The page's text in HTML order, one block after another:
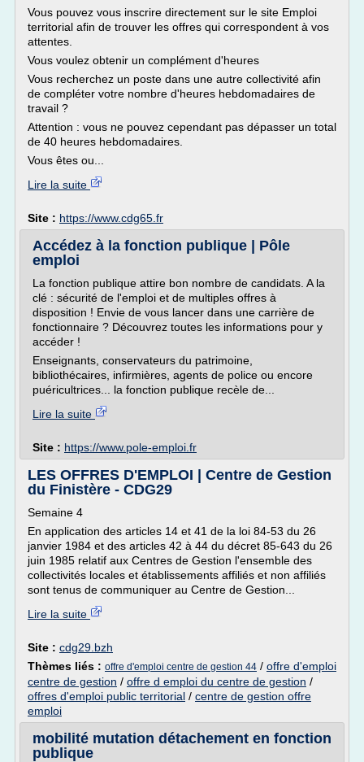
Vous pouvez vous inscrire directement sur le site Emploi
territorial afin de trouver les offres qui correspondent à vos
attentes.
Vous voulez obtenir un complément d'heures
Vous recherchez un poste dans une autre collectivité afin
de compléter votre nombre d'heures hebdomadaires de
travail ?
Attention : vous ne pouvez cependant pas dépasser un total
de 40 heures hebdomadaires.
Vous êtes ou...
Lire la suite
Site : https://www.cdg65.fr
Accédez à la fonction publique | Pôle
emploi
La fonction publique attire bon nombre de candidats. A la
clé : sécurité de l'emploi et de multiples offres à
disposition ! Envie de vous lancer dans une carrière de
fonctionnaire ? Découvrez toutes les informations pour y
accéder !
Enseignants, conservateurs du patrimoine,
bibliothécaires, infirmières, agents de police ou encore
puéricultrices... la fonction publique recèle de...
Lire la suite
Site : https://www.pole-emploi.fr
LES OFFRES D'EMPLOI | Centre de Gestion
du Finistère - CDG29
Semaine 4
En application des articles 14 et 41 de la loi 84-53 du 26
janvier 1984 et des articles 42 à 44 du décret 85-643 du 26
juin 1985 relatif aux Centres de Gestion l'ensemble des
collectivités locales et établissements affiliés et non affiliés
sont tenus de communiquer au Centre de Gestion...
Lire la suite
Site : cdg29.bzh
Thèmes liés : offre d'emploi centre de gestion 44 / offre d'emploi
centre de gestion / offre d emploi du centre de gestion /
offres d'emploi public territorial / centre de gestion offre
emploi
mobilité mutation détachement en fonction
publique